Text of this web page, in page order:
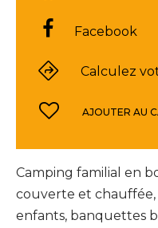
Camping familial en
couverte et chauffée,
enfants, banquettes
Facebook
Calculez
AJOUTER AU